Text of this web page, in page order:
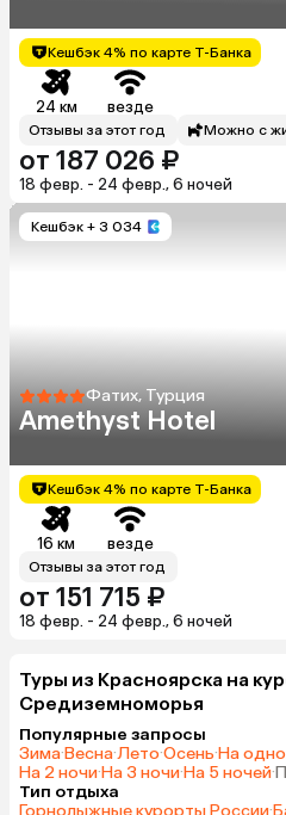
Кешбэк 4% по карте Т-Банка
24 км везде
Отзывы за этот год Можно с
от 187 026 ₽
18 февр. - 24 февр., 6 ночей
Кешбэк + 3 034
Фатих, Турция
Amethyst Hotel
Кешбэк 4% по карте Т-Банка
16 км везде
Отзывы за этот год
от 151 715 ₽
18 февр. - 24 февр., 6 ночей
Туры из Красноярска на
Средиземноморья
Популярные запросы
Зима·Весна·Лето·Осень·На
На 2 ночи·На 3 ночи·На 5 ночей·
Тип отдыха
Горнолыжные курорты России·